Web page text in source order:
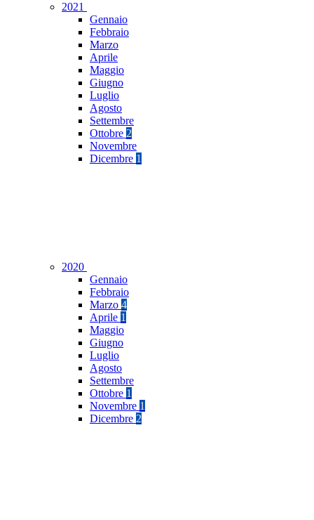
2021
Gennaio
Febbraio
Marzo
Aprile
Maggio
Giugno
Luglio
Agosto
Settembre
Ottobre 2
Novembre
Dicembre 1
2020
Gennaio
Febbraio
Marzo 4
Aprile 1
Maggio
Giugno
Luglio
Agosto
Settembre
Ottobre 1
Novembre 1
Dicembre 2